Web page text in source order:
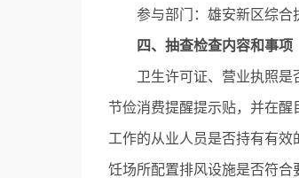
参与部门：雄安新区综合
四、抽查检查内容和事项
卫生许可证、营业执照是否
节俭消费提醒提示贴，并在
工作的从业人员是否持有有
饪场所配置排风设施是否符合